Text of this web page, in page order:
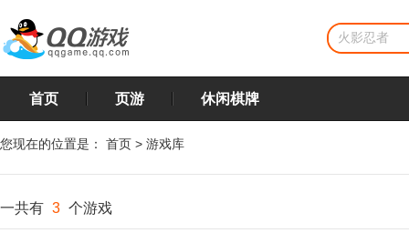
首页 页游 休闲棋牌
您现在的位置是： 首页 > 游戏库
一共有 3 个游戏